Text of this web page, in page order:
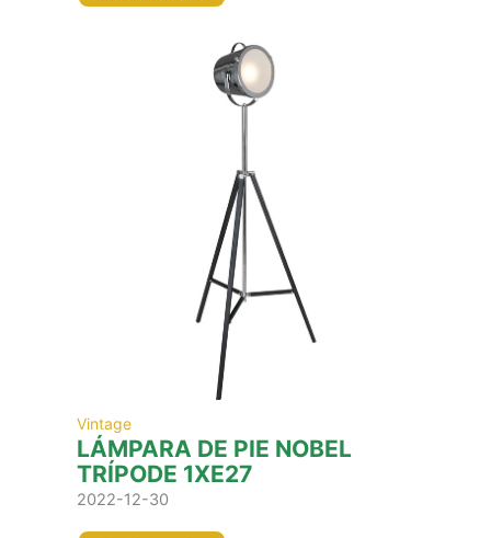
Vintage
LÁMPARA DE PIE NOBEL
TRÍPODE 1XE27
2022-12-30